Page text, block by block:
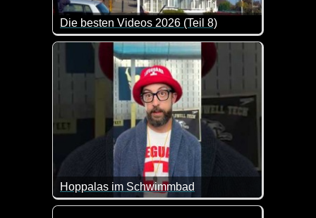
Die besten Videos 2026 (Teil 8)
Eine tolle Zusammenstellung von lustigen
Hoppalas im Schwimmbad
Lustige Patzer in Schwimmbädern - immer wieder